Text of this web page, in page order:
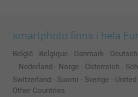
smartphoto finns i hela
België - Belgique - Danmark -
- Nederland - Norge - Österreich -
Switzerland - Suomi - Sverige -
Other Countries